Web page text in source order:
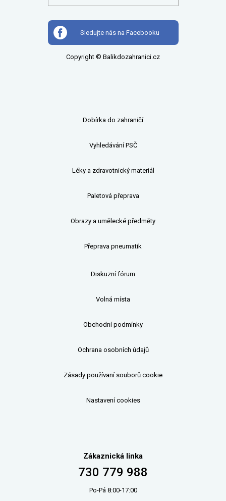
Sledujte nás na Facebooku
Copyright © Balikdozahranici.cz
Dobírka do zahraničí
Vyhledávání PSČ
Léky a zdravotnický materiál
Paletová přeprava
Obrazy a umělecké předměty
Přeprava pneumatik
Diskuzní fórum
Volná místa
Obchodní podmínky
Ochrana osobních údajů
Zásady používaní souborů cookie
Nastavení cookies
Zákaznická linka
730 779 988
Po-Pá 8:00-17:00